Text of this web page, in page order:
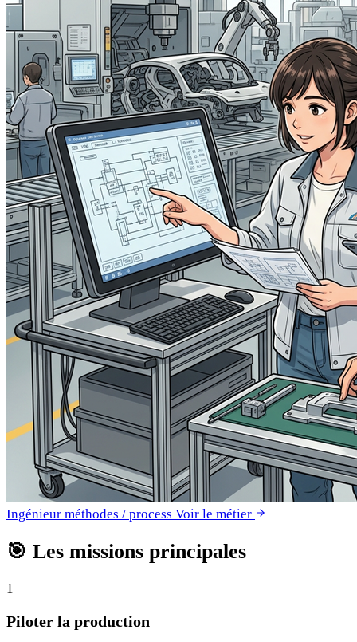
Ingénieur méthodes / process Voir le métier
🎯 Les missions principales
1
Piloter la production